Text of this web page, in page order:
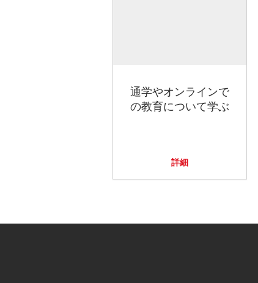
通学やオンラインで
の教育について学ぶ
詳細